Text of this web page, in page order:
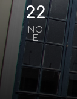
22
ΝΟ
Έ